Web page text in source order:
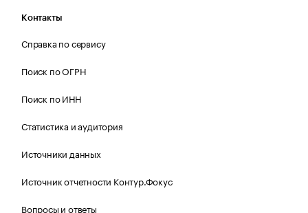
Контакты
Справка по сервису
Поиск по ОГРН
Поиск по ИНН
Статистика и аудитория
Источники данных
Источник отчетности Контур.Фокус
Вопросы и ответы